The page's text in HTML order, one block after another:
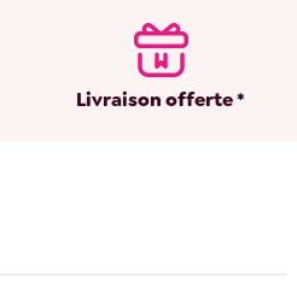
Livraison offerte *